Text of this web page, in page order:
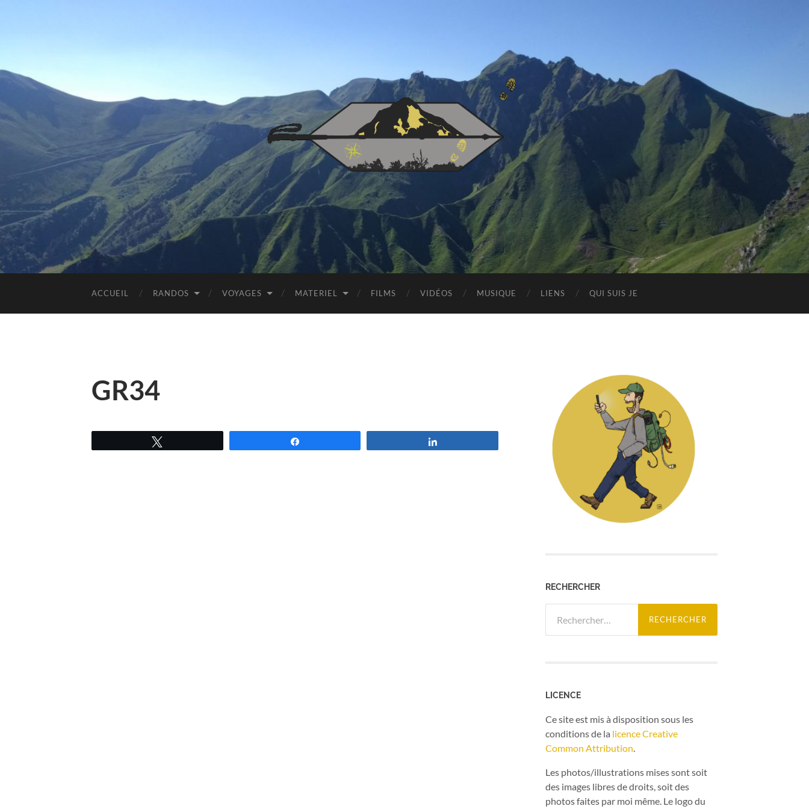
IT
Hikes
ACCUEIL RANDOS VOYAGES MATERIEL FILMS VIDÉOS MUSIQUE LIENS QUI SUIS JE
GR34
RECHERCHER
LICENCE
Ce site est mis à disposition sous les
conditions de la licence Creative
Common Attribution.
Les photos/illustrations mises sont soit
des images libres de droits, soit des
photos faites par moi même. Le logo du